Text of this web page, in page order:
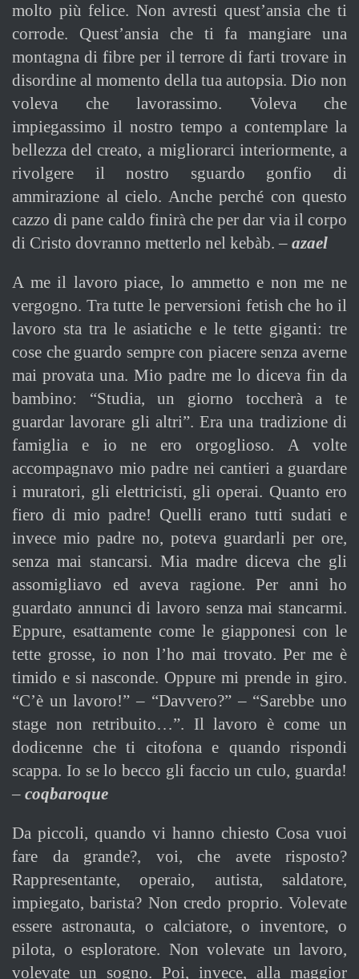
molto più felice. Non avresti quest’ansia che ti
corrode. Quest’ansia che ti fa mangiare una
montagna di fibre per il terrore di farti trovare in
disordine al momento della tua autopsia. Dio non
voleva che lavorassimo. Voleva che
impiegassimo il nostro tempo a contemplare la
bellezza del creato, a migliorarci interiormente, a
rivolgere il nostro sguardo gonfio di
ammirazione al cielo. Anche perché con questo
cazzo di pane caldo finirà che per dar via il corpo
di Cristo dovranno metterlo nel kebàb. – azael
Ame il lavoro piace, lo ammetto e non me ne
vergogno. Tra tutte le perversioni fetish che ho il
lavoro sta tra le asiatiche e le tette giganti: tre
cose che guardo sempre con piacere senza averne
mai provata una. Mio padre me lo diceva fin da
bambino: “Studia, un giorno toccherà a te
guardar lavorare gli altri”. Era una tradizione di
famiglia e io ne ero orgoglioso. A volte
accompagnavo mio padre nei cantieri a guardare
i muratori, gli elettricisti, gli operai. Quanto ero
fiero di mio padre! Quelli erano tutti sudati e
invece mio padre no, poteva guardarli per ore,
senza mai stancarsi. Mia madre diceva che gli
assomigliavo ed aveva ragione. Per anni ho
guardato annunci di lavoro senza mai stancarmi.
Eppure, esattamente come le giapponesi con le
tette grosse, io non l’ho mai trovato. Per me è
timido e si nasconde. Oppure mi prende in giro.
“C’è un lavoro!” – “Davvero?” – “Sarebbe uno
stage non retribuito…”. Il lavoro è come un
dodicenne che ti citofona e quando rispondi
scappa. Io se lo becco gli faccio un culo, guarda!
– coqbaroque
Da piccoli, quando vi hanno chiesto Cosa vuoi
fare da grande?, voi, che avete risposto?
Rappresentante, operaio, autista, saldatore,
impiegato, barista? Non credo proprio. Volevate
essere astronauta, o calciatore, o inventore, o
pilota, o esploratore. Non volevate un lavoro,
volevate un sogno. Poi, invece, alla maggior